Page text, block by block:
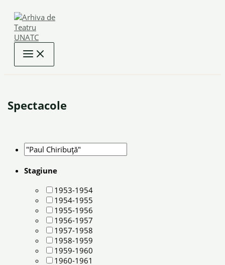
content
Spectacole
Stagiune
1953-1954
1954-1955
1955-1956
1956-1957
1957-1958
1958-1959
1959-1960
1960-1961